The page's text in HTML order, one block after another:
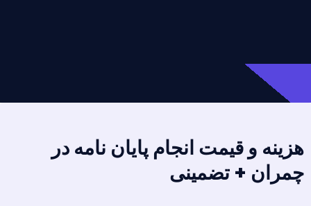
هزینه و قیمت انجام پایان نامه در
چمران + تضمینی